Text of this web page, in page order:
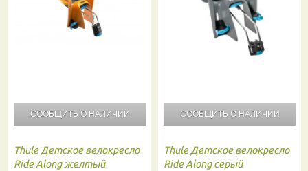
СООБЩИТЬ О НАЛИЧИИ
Thule Детское велокресло
Ride Along желтый
СООБЩИТЬ О НАЛИЧИИ
Thule Детское велокресло
Ride Along серый